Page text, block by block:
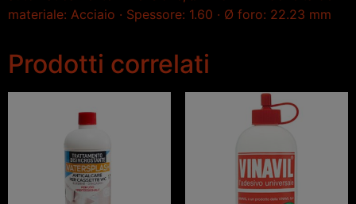
materiale: Acciaio · Spessore: 1.60 · Ø foro: 22.23 mm
Prodotti correlati